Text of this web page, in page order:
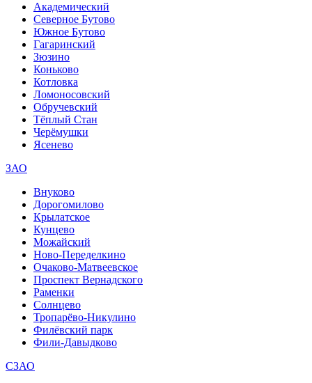
Академический
Северное Бутово
Южное Бутово
Гагаринский
Зюзино
Коньково
Котловка
Ломоносовский
Обручевский
Тёплый Стан
Черёмушки
Ясенево
ЗАО
Внуково
Дорогомилово
Крылатское
Кунцево
Можайский
Ново-Переделкино
Очаково-Матвеевское
Проспект Вернадского
Раменки
Солнцево
Тропарёво-Никулино
Филёвский парк
Фили-Давыдково
СЗАО